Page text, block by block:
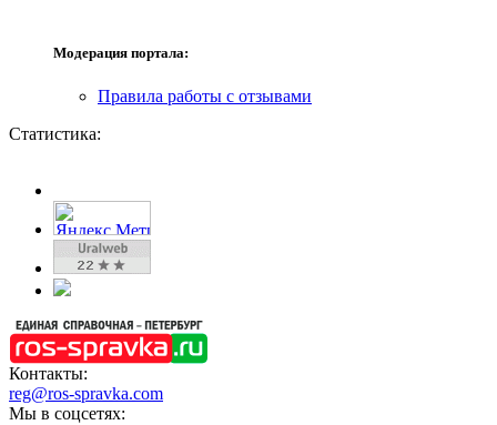
Модерация портала:
Правила работы с отзывами
Статистика:
Контакты:
reg@ros-spravka.com
Мы в соцсетях: